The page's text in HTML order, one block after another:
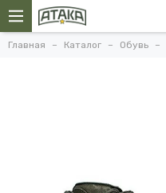
Главная Каталог Обувь